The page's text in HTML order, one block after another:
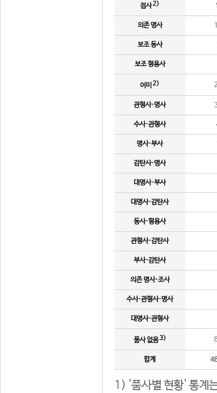
접사2)
의존 명사
보조 동사
보조 형용사
어미 2)
관형사·명사
수사·관형사
명사·부사
감탄사·명사
대명사·부사
대명사·감탄사
동사·형용사
관형사·감탄사
부사·감탄사
의존 명사·조사
수사·관형사·명사
대명사·관형사
품사 없음3)
합계
1) '품사별 현황' 통계